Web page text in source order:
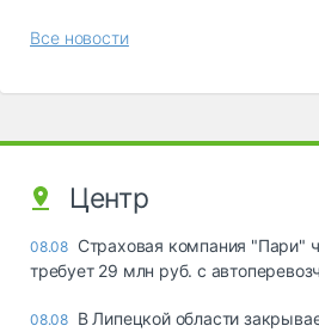
Все новости
Центр
08.08 Страховая компания "Пари"
требует 29 млн руб. с
08.08 В Липецкой области